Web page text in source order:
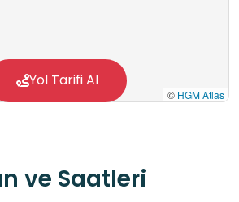
© HGM Atlas
Yol Tarifi Al
ve Saatleri